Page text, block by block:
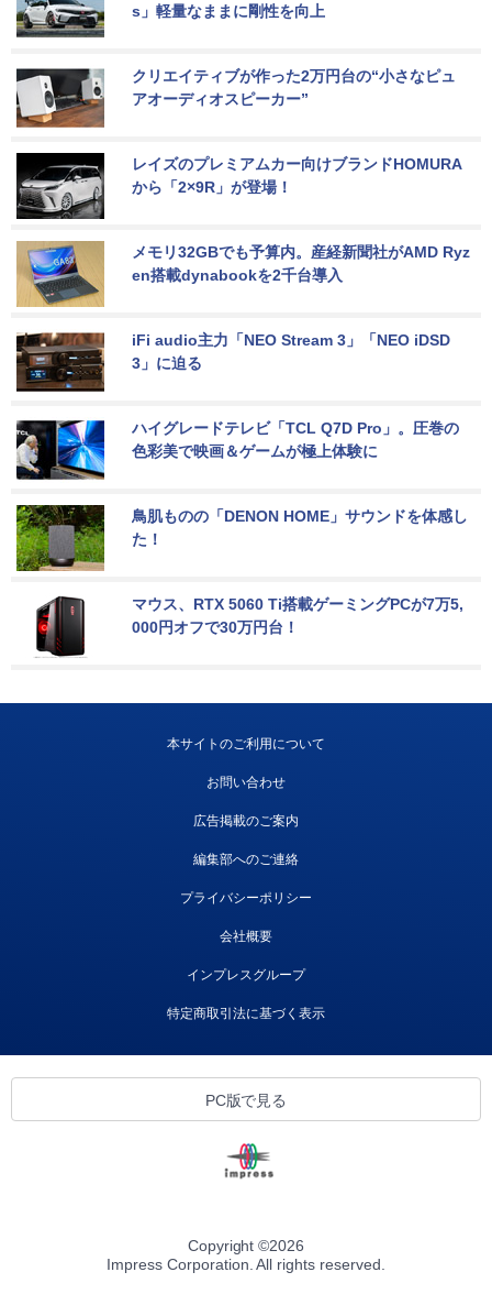
s」軽量なままに剛性を向上
クリエイティブが作った2万円台の“小さなピュ
アオーディオスピーカー”
レイズのプレミアムカー向けブランドHOMURA
から「2×9R」が登場！
メモリ32GBでも予算内。産経新聞社がAMD Ryz
en搭載dynabookを2千台導入
iFi audio主力「NEO Stream 3」「NEO iDSD
3」に迫る
ハイグレードテレビ「TCL Q7D Pro」。圧巻の
色彩美で映画＆ゲームが極上体験に
鳥肌ものの「DENON HOME」サウンドを体感し
た！
マウス、RTX 5060 Ti搭載ゲーミングPCが7万5,
000円オフで30万円台！
本サイトのご利用について
お問い合わせ
広告掲載のご案内
編集部へのご連絡
プライバシーポリシー
会社概要
インプレスグループ
特定商取引法に基づく表示
PC版で見る
Copyright ©2026
Impress Corporation. All rights reserved.